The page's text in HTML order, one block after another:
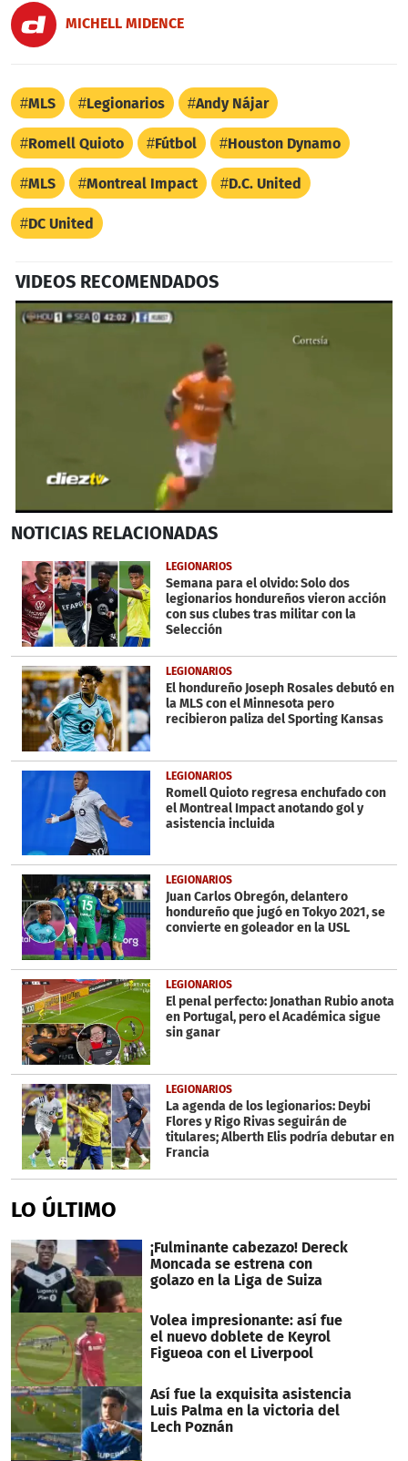
MICHELL MIDENCE
MLS Legionarios Andy Nájar
Romell Quioto Fútbol Houston Dynamo
MLS Montreal Impact D.C. United
DC United
VIDEOS RECOMENDADOS
seconds
56
seconds
NOTICIAS RELACIONADAS
LEGIONARIOS
Semana para el olvido: Solo dos
legionarios hondureños vieron acción
con sus clubes tras militar con la
Selección
LEGIONARIOS
El hondureño Joseph Rosales debutó en
la MLS con el Minnesota pero
recibieron paliza del Sporting Kansas
LEGIONARIOS
Romell Quioto regresa enchufado con
el Montreal Impact anotando gol y
asistencia incluida
LEGIONARIOS
Juan Carlos Obregón, delantero
hondureño que jugó en Tokyo 2021, se
convierte en goleador en la USL
LEGIONARIOS
El penal perfecto: Jonathan Rubio anota
en Portugal, pero el Académica sigue
sin ganar
LEGIONARIOS
La agenda de los legionarios: Deybi
Flores y Rigo Rivas seguirán de
titulares; Alberth Elis podría debutar en
Francia
LO ÚLTIMO
¡Fulminante cabezazo! Dereck
Moncada se estrena con
golazo en la Liga de Suiza
Volea impresionante: así fue
el nuevo doblete de Keyrol
Figueoa con el Liverpool
Así fue la exquisita asistencia
Luis Palma en la victoria del
Lech Poznán